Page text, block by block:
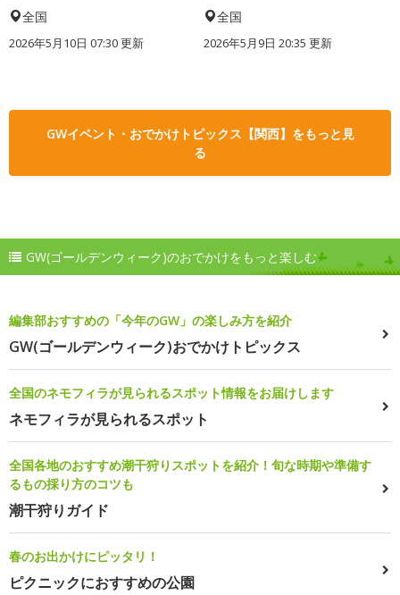
全国
2026年5月10日 07:30 更新
全国
2026年5月9日 20:35 更新
GWイベント・おでかけトピックス【関西】をもっと見
る
GW(ゴールデンウィーク)のおでかけをもっと楽しむ
編集部おすすめの「今年のGW」の楽しみ方を紹介
GW(ゴールデンウィーク)おでかけトピックス
全国のネモフィラが見られるスポット情報をお届けします
ネモフィラが見られるスポット
全国各地のおすすめ潮干狩りスポットを紹介！旬な時期や準備す
るもの採り方のコツも
潮干狩りガイド
春のお出かけにピッタリ！
ピクニックにおすすめの公園